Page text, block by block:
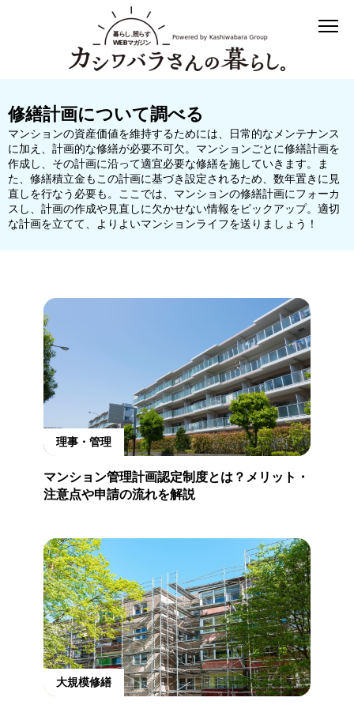
修繕計画について調べる
マンションの資産価値を維持するためには、日常的なメンテナンス
に加え、計画的な修繕が必要不可欠。マンションごとに修繕計画を
作成し、その計画に沿って適宜必要な修繕を施していきます。ま
た、修繕積立金もこの計画に基づき設定されるため、数年置きに見
直しを行なう必要も。ここでは、マンションの修繕計画にフォーカ
スし、計画の作成や見直しに欠かせない情報をピックアップ。適切
な計画を立てて、よりよいマンションライフを送りましょう！
理事・管理
マンション管理計画認定制度とは？メリット・
注意点や申請の流れを解説
大規模修繕